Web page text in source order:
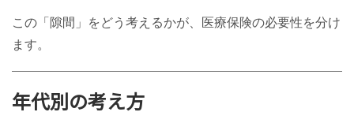
この「隙間」をどう考えるかが、医療保険の必要性を分け
ます。
年代別の考え方